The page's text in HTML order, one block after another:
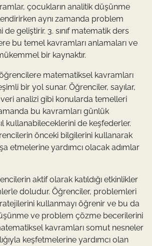
çocukların analitik düşünme
aynı zamanda problem
geliştirir. 3. sınıf matematik ders
bu temel kavramları anlamaları ve
bir kaynaktır.
matematiksel kavramları
bir yol sunar. Öğrenciler, sayılar,
analizi gibi konularda temelleri
bu kavramları günlük
kullanabileceklerini de keşfederler.
önceki bilgilerini kullanarak
etmelerine yardımcı olacak adımlar
aktif olarak katıldığı etkinlikler
doludur. Öğrenciler, problemleri
kullanmayı öğrenir ve bu da
ve problem çözme becerilerini
kavramları somut nesneler
keşfetmelerine yardımcı olan